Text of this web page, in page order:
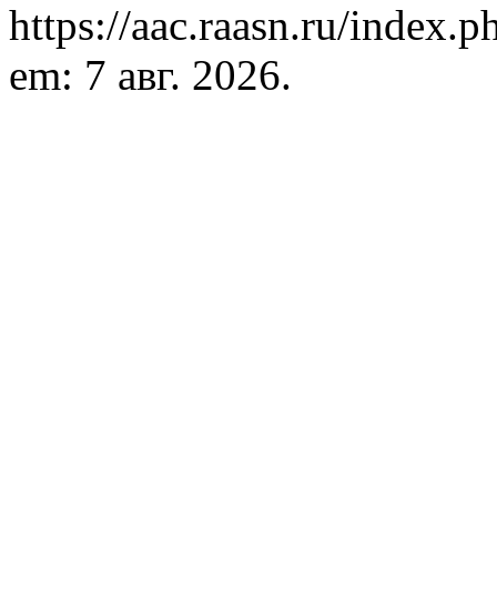
https://aac.raasn.ru/
em: 7 авг. 2026.